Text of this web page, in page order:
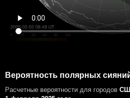
Вероятность полярных
Расчетные вероятности для городов